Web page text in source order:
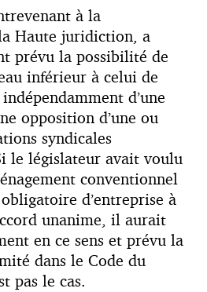
à la
Haute juridiction, a
prévu la possibilité de
inférieur à celui de
d’une
opposition d’une ou
syndicales
le législateur avait voulu
conventionnel
d’entreprise à
unanime, il aurait
en ce sens et prévu la
dans le Code du
pas le cas.